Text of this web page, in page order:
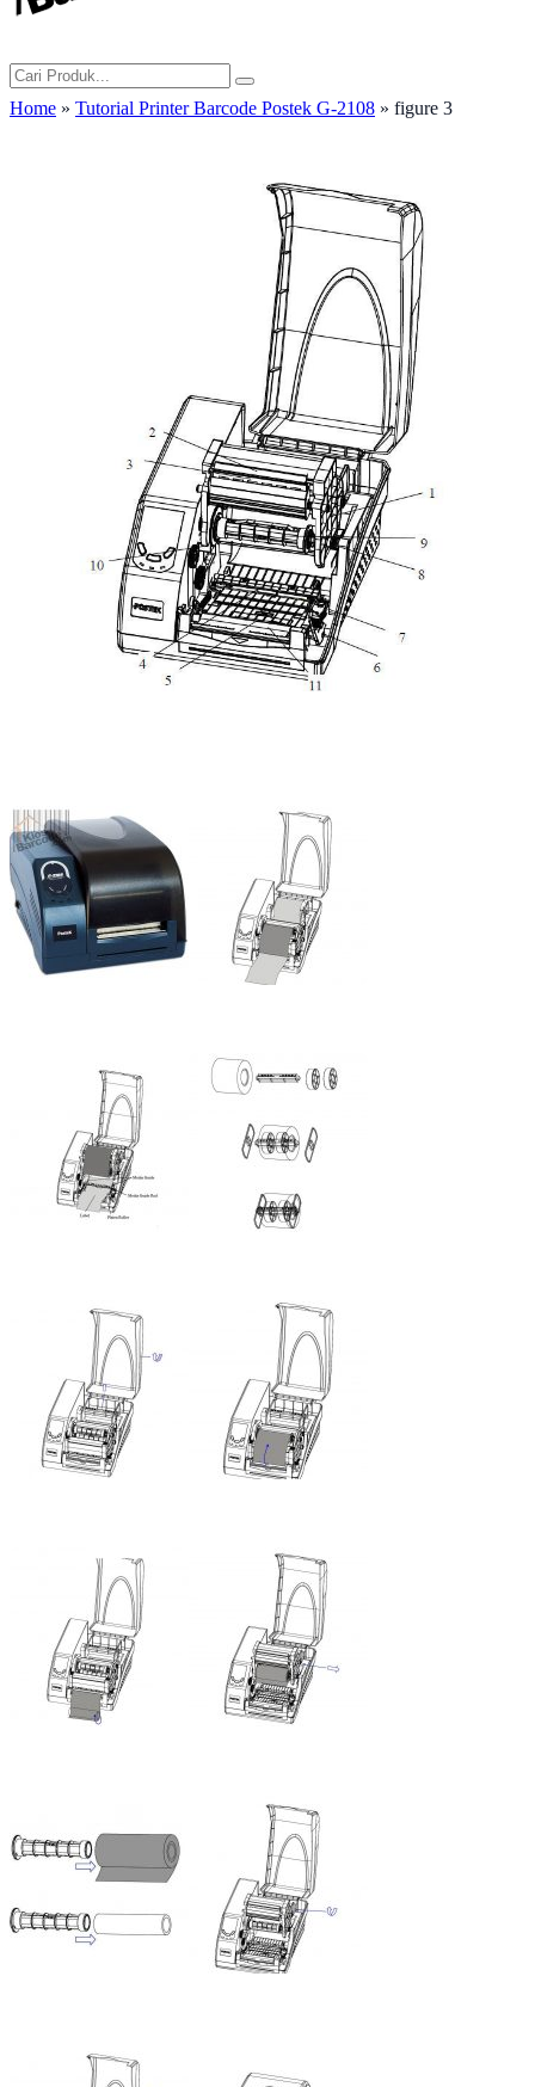
Home » Tutorial Printer Barcode Postek G-2108 » figure 3